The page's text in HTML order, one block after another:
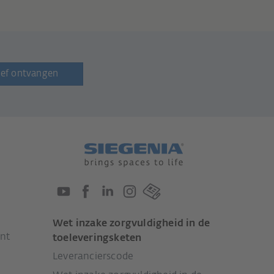
ontvangen
Wet inzake zorgvuldigheid in de
toeleveringsketen
Leverancierscode